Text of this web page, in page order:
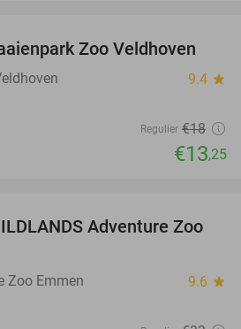
26%
Zoo Veldhoven
9.4 star
Regulier €18
€13,25
24%
Adventure Zoo
Zoo Emmen 9.6 star